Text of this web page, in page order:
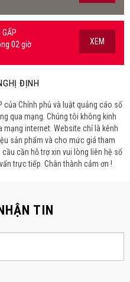
GẤP
02 giờ
XEM
ĐỊNH
của Chính phủ và luật quảng cáo số
qua mạng. Chúng tôi không kinh
internet. Website chỉ là kênh
sản phẩm và cho mức giá tham
cần hỗ trợ xin vui lòng liên hệ số
trực tiếp. Chân thành cảm ơn !
TIN